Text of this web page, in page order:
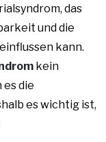
, das
und die
kann.
kein
die
es wichtig ist,